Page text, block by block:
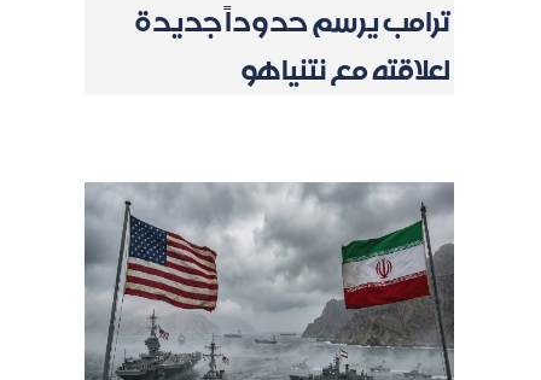
ترامب يرسم حدوداً جديدة
لعلاقته مع نتنياهو